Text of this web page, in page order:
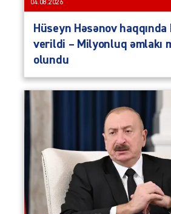
04.08.2026
Hüseyn Həsənov haqqında
verildi – Milyonluq əmlakı
olundu